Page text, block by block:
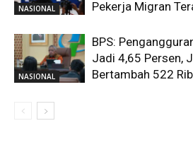
NASIONAL
Pekerja Migran
NASIONAL
BPS:
Jadi 4,65 Persen,
Bertambah 522